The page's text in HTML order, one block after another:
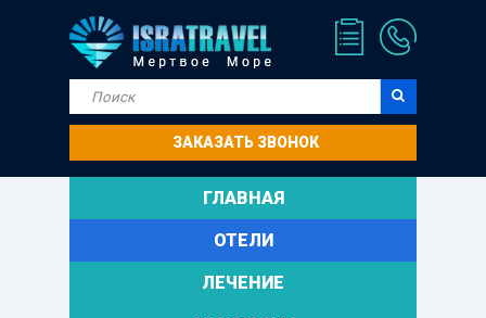
ЗАКАЗАТЬ ЗВОНОК
ГЛАВНАЯ
ОТЕЛИ
ЛЕЧЕНИЕ